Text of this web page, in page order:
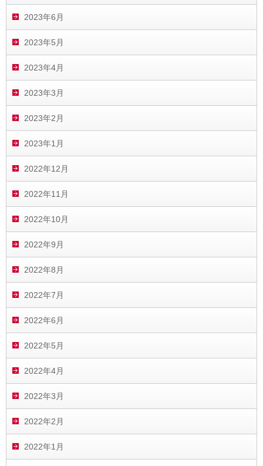
2023年6月
2023年5月
2023年4月
2023年3月
2023年2月
2023年1月
2022年12月
2022年11月
2022年10月
2022年9月
2022年8月
2022年7月
2022年6月
2022年5月
2022年4月
2022年3月
2022年2月
2022年1月